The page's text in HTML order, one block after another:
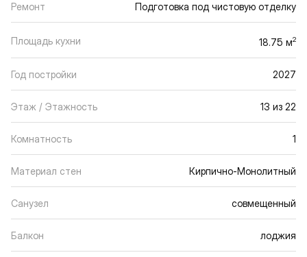
Ремонт Подготовка под чистовую отделку
Площадь кухни 18.75 м2
Год постройки 2027
Этаж / Этажность 13 из 22
Комнатность 1
Материал стен Кирпично-Монолитный
Санузел совмещенный
Балкон лоджия